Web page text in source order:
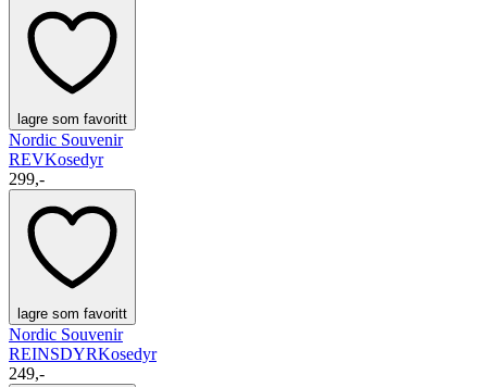
lagre som favoritt
Nordic Souvenir
REVKosedyr
299,-
lagre som favoritt
Nordic Souvenir
REINSDYRKosedyr
249,-